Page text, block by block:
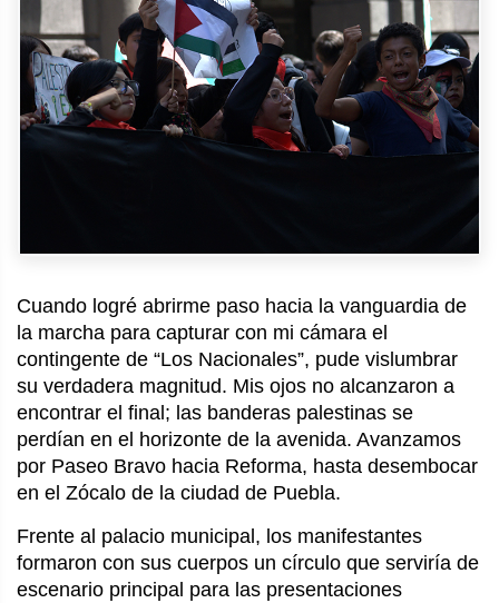
Cuando logré abrirme paso hacia la vanguardia de
la marcha para capturar con mi cámara el
contingente de “Los Nacionales”, pude vislumbrar
su verdadera magnitud. Mis ojos no alcanzaron a
encontrar el final; las banderas palestinas se
perdían en el horizonte de la avenida. Avanzamos
por Paseo Bravo hacia Reforma, hasta desembocar
en el Zócalo de la ciudad de Puebla.
Frente al palacio municipal, los manifestantes
formaron con sus cuerpos un círculo que serviría de
escenario principal para las presentaciones